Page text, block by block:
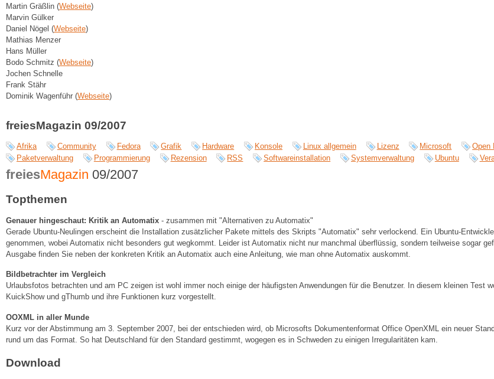
Martin Gräßlin (Webseite)
Marvin Gülker
Daniel Nögel (Webseite)
Mathias Menzer
Hans Müller
Bodo Schmitz (Webseite)
Jochen Schnelle
Frank Stähr
Dominik Wagenführ (Webseite)
freiesMagazin 09/2007
Afrika Community Fedora Grafik Hardware Konsole Linux allgemein Lizenz Microsoft
Open
Paketverwaltung
Programmierung Rezension RSS Softwareinstallation Systemverwaltung Ubuntu
freiesMagazin 09/2007
Topthemen
Genauer hingeschaut: Kritik an Automatix - zusammen mit "Alternativen zu Automatix"
Gerade Ubuntu-Neulingen erscheint die Installation zusätzlicher Pakete mittels des Skripts "Automatix" sehr verlockend. Ein Ubuntu-
genommen, wobei Automatix nicht besonders gut wegkommt. Leider ist Automatix nicht nur manchmal überflüssig, sondern teilweise sogar
Ausgabe finden Sie neben der konkreten Kritik an Automatix auch eine Anleitung, wie man ohne Automatix auskommt.
Bildbetrachter im Vergleich
Urlaubsfotos betrachten und am PC zeigen ist wohl immer noch einige der häufigsten Anwendungen für die Benutzer. In diesem kleinen Test
KuickShow und gThumb und ihre Funktionen kurz vorgestellt.
OOXML in aller Munde
Kurz vor der Abstimmung am 3. September 2007, bei der entschieden wird, ob Microsofts Dokumentenformat Office OpenXML ein neuer
rund um das Format. So hat Deutschland für den Standard gestimmt, wogegen es in Schweden zu einigen Irregularitäten kam.
Download